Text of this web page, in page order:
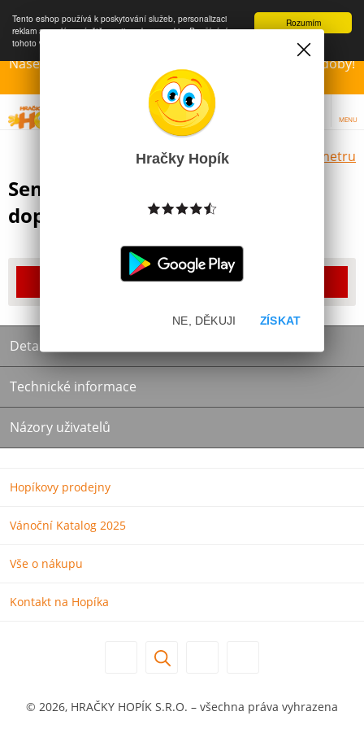
Rozumím
Tento eshop používá k poskytování služeb, personalizaci
reklam a analýze návštěvnosti soubory cookie. Používáním
tohoto webu s tím souhlasíte.
Naše Prodejny – Otevřeny dle otvírací prázdninové doby!
Přejeme krásné léto!!!
MENU
Výběr hraček dle zvoleného parametru
Semafor KIDS GLOBE TRAFFIC + 3
dopravní značky
Produkt již bohužel není dostupný
Detailní informace
Technické informace
Názory uživatelů
Hopíkovy prodejny
Vánoční Katalog 2025
Vše o nákupu
Kontakt na Hopíka
© 2026, HRAČKY HOPÍK S.R.O. – všechna práva vyhrazena
Hračky Hopík
ZÍSKAT
NE, DĚKUJI